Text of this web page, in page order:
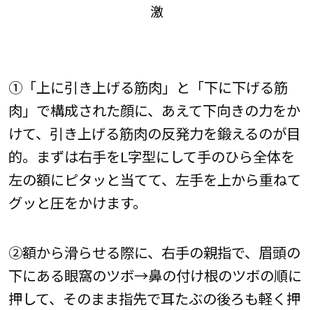
激
①「上に引き上げる筋肉」と「下に下げる筋
肉」で構成された顔に、あえて下向きの力をか
けて、引き上げる筋肉の反発力を鍛えるのが目
的。まずは右手をL字型にして手のひら全体を
左の額にピタッと当てて、左手を上から重ねて
グッと圧をかけます。
②額から滑らせる際に、右手の親指で、眉頭の
下にある眼窩のツボ→鼻の付け根のツボの順に
押して、そのまま指先で耳たぶの後ろも軽く押